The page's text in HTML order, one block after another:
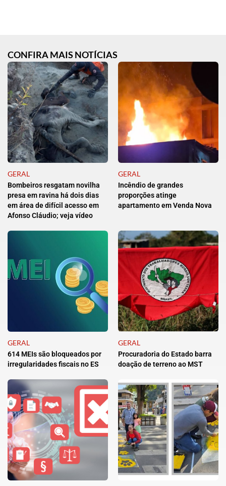
CONFIRA MAIS NOTÍCIAS
GERAL
Bombeiros resgatam novilha
presa em ravina há dois dias
em área de difícil acesso em
Afonso Cláudio; veja vídeo
GERAL
Incêndio de grandes
proporções atinge
apartamento em Venda Nova
GERAL
614 MEIs são bloqueados por
irregularidades fiscais no ES
GERAL
Procuradoria do Estado barra
doação de terreno ao MST